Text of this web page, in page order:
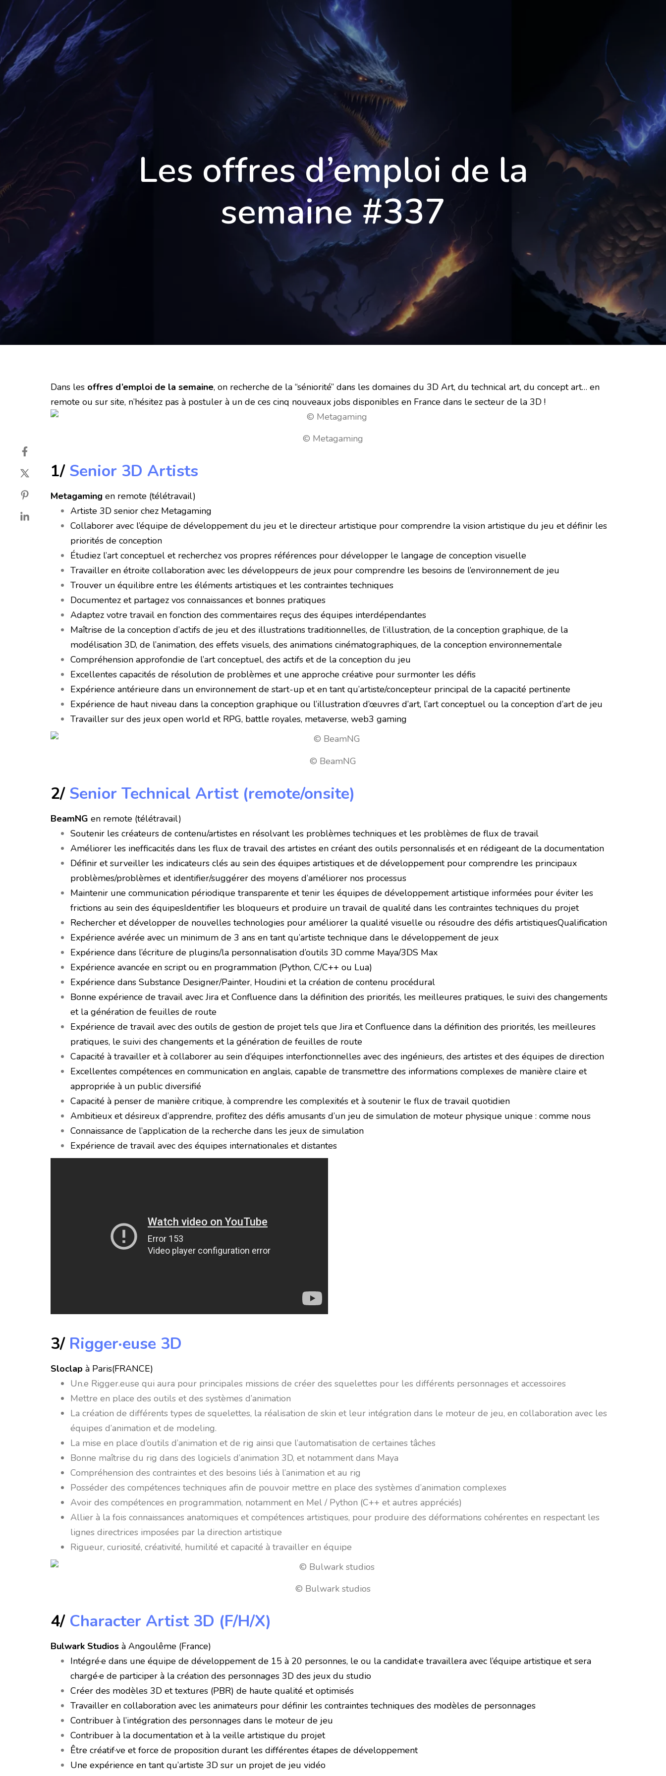
Formations Qualité Tarifs
Les offres d’emploi de la
semaine #337
Dans les offres d’emploi de la semaine, on recherche de la “séniorité” dans les domaines du 3D Art, du technical art, du concept art… en
remote ou sur site, n’hésitez pas à postuler à un de ces cinq nouveaux jobs disponibles en France dans le secteur de la 3D !
© Metagaming
1/ Senior 3D Artists
Metagaming en remote (télétravail)
Artiste 3D senior chez Metagaming
Collaborer avec l’équipe de développement du jeu et le directeur artistique pour comprendre la vision artistique du jeu et définir les
priorités de conception
Étudiez l’art conceptuel et recherchez vos propres références pour développer le langage de conception visuelle
Travailler en étroite collaboration avec les développeurs de jeux pour comprendre les besoins de l’environnement de jeu
Trouver un équilibre entre les éléments artistiques et les contraintes techniques
Documentez et partagez vos connaissances et bonnes pratiques
Adaptez votre travail en fonction des commentaires reçus des équipes interdépendantes
Maîtrise de la conception d’actifs de jeu et des illustrations traditionnelles, de l’illustration, de la conception graphique, de la
modélisation 3D, de l’animation, des effets visuels, des animations cinématographiques, de la conception environnementale
Compréhension approfondie de l’art conceptuel, des actifs et de la conception du jeu
Excellentes capacités de résolution de problèmes et une approche créative pour surmonter les défis
Expérience antérieure dans un environnement de start-up et en tant qu’artiste/concepteur principal de la capacité pertinente
Expérience de haut niveau dans la conception graphique ou l’illustration d’œuvres d’art, l’art conceptuel ou la conception d’art de jeu
Travailler sur des jeux open world et RPG, battle royales, metaverse, web3 gaming
© BeamNG
2/ Senior Technical Artist (remote/onsite)
BeamNG en remote (télétravail)
Soutenir les créateurs de contenu/artistes en résolvant les problèmes techniques et les problèmes de flux de travail
Améliorer les inefficacités dans les flux de travail des artistes en créant des outils personnalisés et en rédigeant de la documentation
Définir et surveiller les indicateurs clés au sein des équipes artistiques et de développement pour comprendre les principaux
problèmes/problèmes et identifier/suggérer des moyens d’améliorer nos processus
Maintenir une communication périodique transparente et tenir les équipes de développement artistique informées pour éviter les
frictions au sein des équipesIdentifier les bloqueurs et produire un travail de qualité dans les contraintes techniques du projet
Rechercher et développer de nouvelles technologies pour améliorer la qualité visuelle ou résoudre des défis artistiquesQualification
Expérience avérée avec un minimum de 3 ans en tant qu’artiste technique dans le développement de jeux
Expérience dans l’écriture de plugins/la personnalisation d’outils 3D comme Maya/3DS Max
Expérience avancée en script ou en programmation (Python, C/C++ ou Lua)
Expérience dans Substance Designer/Painter, Houdini et la création de contenu procédural
Bonne expérience de travail avec Jira et Confluence dans la définition des priorités, les meilleures pratiques, le suivi des changements
et la génération de feuilles de route
Expérience de travail avec des outils de gestion de projet tels que Jira et Confluence dans la définition des priorités, les meilleures
pratiques, le suivi des changements et la génération de feuilles de route
Capacité à travailler et à collaborer au sein d’équipes interfonctionnelles avec des ingénieurs, des artistes et des équipes de direction
Excellentes compétences en communication en anglais, capable de transmettre des informations complexes de manière claire et
appropriée à un public diversifié
Capacité à penser de manière critique, à comprendre les complexités et à soutenir le flux de travail quotidien
Ambitieux et désireux d’apprendre, profitez des défis amusants d’un jeu de simulation de moteur physique unique : comme nous
Connaissance de l’application de la recherche dans les jeux de simulation
Expérience de travail avec des équipes internationales et distantes
3/ Rigger·euse 3D
Sloclap à Paris(FRANCE)
Un.e Rigger.euse qui aura pour principales missions de créer des squelettes pour les différents personnages et accessoires
Mettre en place des outils et des systèmes d’animation
La création de différents types de squelettes, la réalisation de skin et leur intégration dans le moteur de jeu, en collaboration avec les
équipes d’animation et de modeling.
La mise en place d’outils d’animation et de rig ainsi que l’automatisation de certaines tâches
Bonne maîtrise du rig dans des logiciels d’animation 3D, et notamment dans Maya
Compréhension des contraintes et des besoins liés à l’animation et au rig
Posséder des compétences techniques afin de pouvoir mettre en place des systèmes d’animation complexes
Avoir des compétences en programmation, notamment en Mel / Python (C++ et autres appréciés)
Allier à la fois connaissances anatomiques et compétences artistiques, pour produire des déformations cohérentes en respectant les
lignes directrices imposées par la direction artistique
Rigueur, curiosité, créativité, humilité et capacité à travailler en équipe
© Bulwark studios
4/ Character Artist 3D (F/H/X)
Bulwark Studios à Angoulême (France)
Intégré·e dans une équipe de développement de 15 à 20 personnes, le ou la candidat·e travaillera avec l’équipe artistique et sera
chargé·e de participer à la création des personnages 3D des jeux du studio
Créer des modèles 3D et textures (PBR) de haute qualité et optimisés
Travailler en collaboration avec les animateurs pour définir les contraintes techniques des modèles de personnages
Contribuer à l’intégration des personnages dans le moteur de jeu
Contribuer à la documentation et à la veille artistique du projet
Être créatif·ve et force de proposition durant les différentes étapes de développement
Une expérience en tant qu’artiste 3D sur un projet de jeu vidéo